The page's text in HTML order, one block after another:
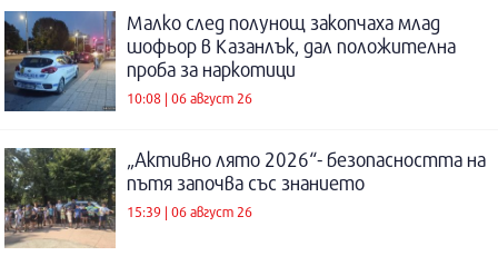
Малко след полунощ закопчаха млад
шофьор в Казанлък, дал положителна
проба за наркотици
10:08 | 06 август 26
„Активно лято 2026“- безопасността на
пътя започва със знанието
15:39 | 06 август 26